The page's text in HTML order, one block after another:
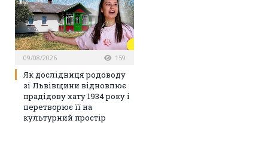
09/08/2026 159
Як дослідниця родоводу
зі Львівщини відновлює
прадідову хату 1934 року і
перетворює її на
культурний простір